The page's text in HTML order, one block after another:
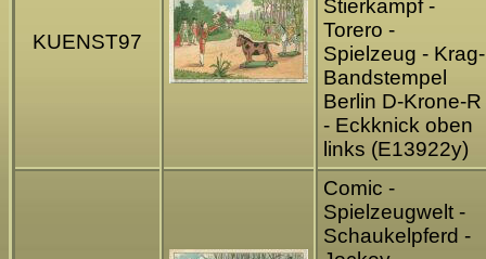
KUENST97
Stierkampf -
Torero -
Spielzeug - Krag-
Bandstempel
Berlin D-Krone-R
- Eckknick oben
links (E13922y)
Comic -
Spielzeugwelt -
Schaukelpferd -